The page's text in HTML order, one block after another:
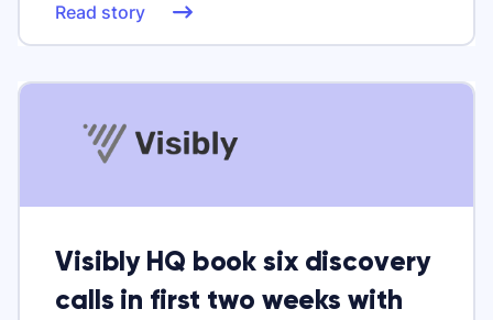
Read story
Visibly HQ book six discovery
calls in first two weeks with